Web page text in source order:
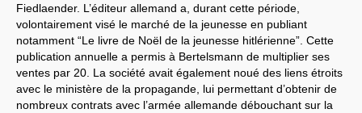
Fiedlaender. L’éditeur allemand a, durant cette période,
volontairement visé le marché de la jeunesse en publiant
notamment “Le livre de Noël de la jeunesse hitlérienne”. Cette
publication annuelle a permis à Bertelsmann de multiplier ses
ventes par 20. La société avait également noué des liens étroits
avec le ministère de la propagande, lui permettant d’obtenir de
nombreux contrats avec l’armée allemande débouchant sur la